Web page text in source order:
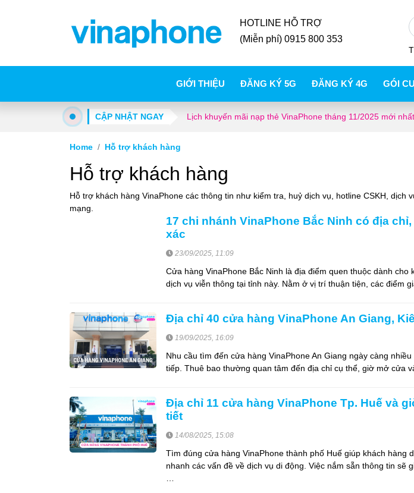
HOTLINE HỖ TRỢ
(Miễn phí) 0915 800 353
GIỚI THIỆU ĐĂNG KÝ 5G ĐĂNG KÝ 4G GÓI
CẬP NHẬT NGAY Lịch khuyến mãi nạp thẻ VinaPhone tháng 11/2025 mới nhất
Home Hỗ trợ khách hàng
Hỗ trợ khách hàng
Hỗ trợ khách hàng VinaPhone các thông tin như kiểm tra, huỷ dịch vụ, hotline CSKH, dịch
mạng.
17 chi nhánh VinaPhone Bắc Ninh có địa
xác
23/09/2025, 11:09
Cửa hàng VinaPhone Bắc Ninh là địa điểm quen thuộc dành cho
dịch vụ viễn thông tại tỉnh này. Nằm ở vị trí thuận tiện, các điểm
Địa chỉ 40 cửa hàng VinaPhone An Giang,
19/09/2025, 16:09
Nhu cầu tìm đến cửa hàng VinaPhone An Giang ngày càng
tiếp. Thuê bao thường quan tâm đến địa chỉ cụ thể, giờ mở cửa
Địa chỉ 11 cửa hàng VinaPhone Tp. Huế và
tiết
14/08/2025, 15:08
Tìm đúng cửa hàng VinaPhone thành phố Huế giúp khách hàng
nhanh các vấn đề về dịch vụ di động. Việc nắm sẵn thông tin sẽ